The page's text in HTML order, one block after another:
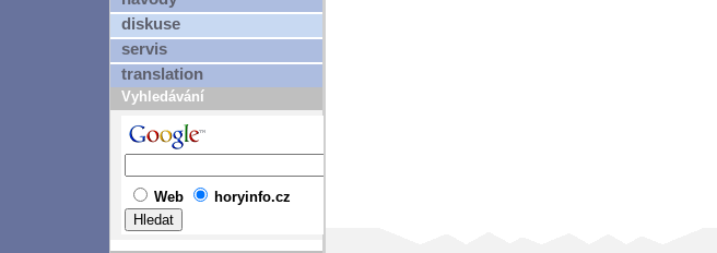
diskuse
servis
translation
Vyhledávání
Web horyinfo.cz